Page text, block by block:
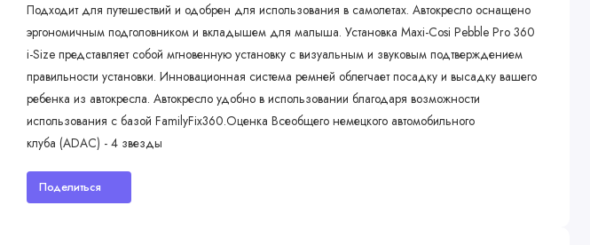
Подходит для путешествий и одобрен для использования в самолетах. Автокресло оснащено
эргономичным подголовником и вкладышем для малыша. Установка Maxi-Cosi Pebble Pro 360
i-Size представляет собой мгновенную установку с визуальным и звуковым подтверждением
правильности установки. Инновационная система ремней облегчает посадку и высадку вашего
ребенка из автокресла. Автокресло удобно в использовании благодаря возможности
использования с базой FamilyFix360.Оценка Всеобщего немецкого автомобильного
клуба (ADAC) - 4 звезды
Поделиться